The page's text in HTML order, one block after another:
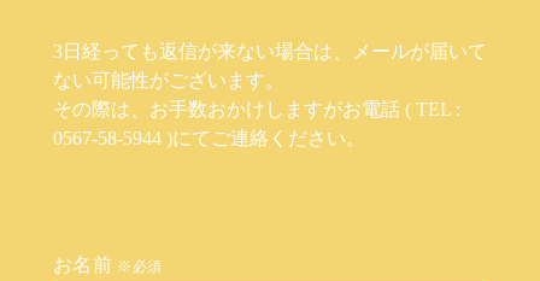
3日経っても返信が来ない場合は、メールが届いて
ない可能性がございます。
その際は、お手数おかけしますがお電話 ( TEL :
0567-58-5944 )にてご連絡ください。
お名前 ※必須